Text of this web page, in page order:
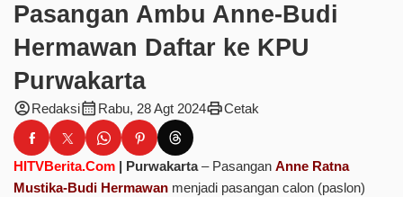
Pasangan Ambu Anne-Budi
Hermawan Daftar ke KPU
Purwakarta
account_circleRedaksicalendar_month Rabu, 28 Agt 2024printCetak
HITVBerita.Com | Purwakarta– Pasangan Anne Ratna
Mustika-Budi Hermawan menjadi pasangan calon (paslon)